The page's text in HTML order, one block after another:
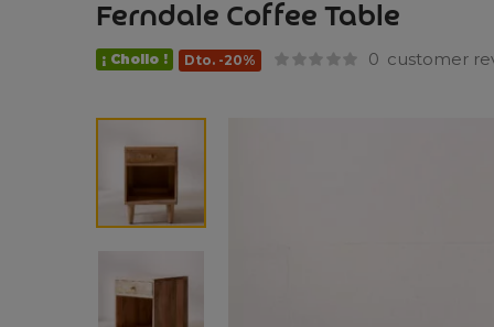
Ferndale Coffee Table
Dto. -20%
¡ Chollo ! 0 customer